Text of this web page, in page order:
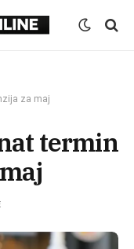
za maj
termin